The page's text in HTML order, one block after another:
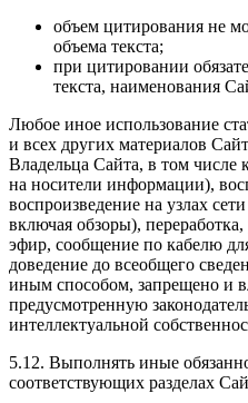
объем цитирования не
объема текста;
при цитировании
текста, наименования
Любое иное использование
и всех других материалов
Владельца Сайта, в том числе
на носители информации),
воспроизведение на узлах
включая обзоры),
эфир, сообщение по кабелю
доведение до всеобщего
иным способом, запрещено и
предусмотренную
интеллектуальной
5.12. Выполнять иные
соответствующих разделах